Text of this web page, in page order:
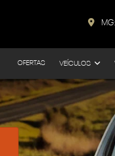
OFERTAS VEÍCULOS